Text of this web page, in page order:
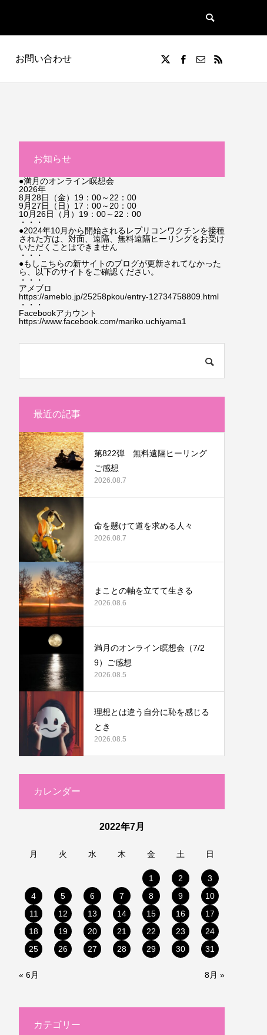
お問い合わせ
お知らせ
●満月のオンライン瞑想会
2026年
8月28日（金）19：00～22：00
9月27日（日）17：00～20：00
10月26日（月）19：00～22：00
・・・
●2024年10月から開始されるレプリコンワクチンを接種
された方は、対面、遠隔、無料遠隔ヒーリングをお受け
いただくことはできません
・・・
●もしこちらの新サイトのブログが更新されてなかった
ら、以下のサイトをご確認ください。
・・・
アメブロ
https://ameblo.jp/25258pkou/entry-12734758809.html
・・・
Facebookアカウント
https://www.facebook.com/mariko.uchiyama1
最近の記事
第822弾 無料遠隔ヒーリング
ご感想
2026.08.7
命を懸けて道を求める人々
2026.08.7
まことの軸を立てて生きる
2026.08.6
満月のオンライン瞑想会（7/2
9）ご感想
2026.08.5
理想とは違う自分に恥を感じる
とき
2026.08.5
カレンダー
2022年7月
月 火 水 木 金 土 日
1 2
3
4
5 6 7 8 9
10
11
12 13 14 15 16
17
18
19 20 21 22 23
24
25
26 27 28 29 30 31
« 6月 8月 »
カテゴリー